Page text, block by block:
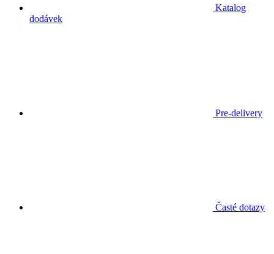
Katalog
dodávek
Pre-delivery
Časté dotazy